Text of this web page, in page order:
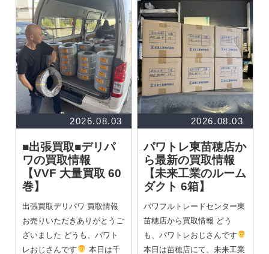
2026.08.03
■出張買取■デリパ
ワの買取情報
【VVF 大量買取 60
巻】
出張買取デリパワ 買取情報
お売りいただきありがとうご
ざいました どうも、パワト
レおじさんです
本日は千
2026.08.03
パワトレ東苗穂店か
ら最新の買取情報
【未来工業のルーム
ダクト 6箱】
パワフルトレードセンター東
苗穂店から買取情報 どう
も、パワトレおじさんです
本日は苗穂店にて、未来工業